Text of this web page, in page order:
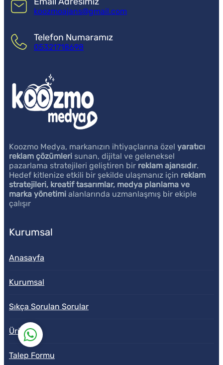
koozmoajans@gmail.com
Telefon Numaramız
05321718698
Koozmo Medya, markanızın ihtiyaçlarına özel yaratıcı
reklam çözümleri sunan, dijital ve geleneksel
pazarlama stratejileri geliştiren bir reklam ajansıdır.
Hedef kitlenize etkili bir şekilde ulaşmanız için reklam
stratejileri, kreatif tasarımlar, medya planlama ve
marka yönetimi alanlarında uzmanlaşmış bir ekiple
çalışır
Kurumsal
Anasayfa
Kurumsal
Sıkça Sorulan Sorular
Ürünler
Talep Formu